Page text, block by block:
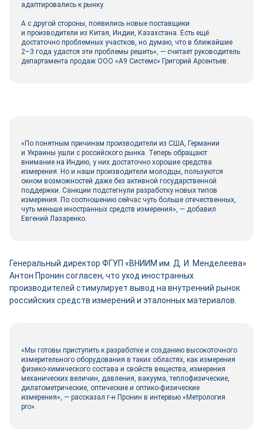
адаптировались к рынку.
А с другой стороны, появились новые поставщики
и производители из Китая, Индии, Казахстана. Есть ещё
достаточно проблемных участков, но думаю, что в ближайшие
2–3 года удастся эти проблемы решить», — считает руководитель
департамента продаж ООО «А9 Системс» Григорий Арсентьев.
«По понятным причинам производители из США, Германии
и Украины ушли с российского рынка. Теперь обращают
внимание на Индию, у них достаточно хорошие средства
измерения. Но и наши производители молодцы, пользуются
окном возможностей даже без активной государственной
поддержки. Санкции подстегнули разработку новых типов
измерения. По соотношению сейчас чуть больше отечественных,
чуть меньше иностранных средств измерения», — добавил
Евгений Лазаренко.
Генеральный директор ФГУП «ВНИИМ им. Д. И. Менделеева»
Антон Пронин согласен, что уход иностранных
производителей стимулирует вывод на внутренний рынок
российских средств измерений и эталонных материалов.
«Мы готовы приступить к разработке и созданию высокоточного
измерительного оборудования в таких областях, как измерения
физико-­химического состава и свой­ств вещества, измерения
механических величин, давления, вакуума, теплофизические,
дилатометрические, оптические и оптико-­физические
измерения», — рассказал г-н Пронин в интервью «Метрология
pro».